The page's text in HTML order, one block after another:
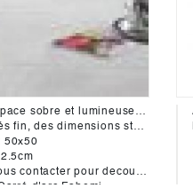
La dalle espace sobre et lumineuse vous assure une esthétique de qualité et des réalisations de toute neauté.
est la dalle parfaite pour s'intégrer dans toutes vos compositions de terrasse et plage piscine.
50x50
pour decouvrir la gamme de margelles associées.